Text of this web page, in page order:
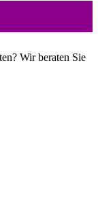
Wir beraten Sie